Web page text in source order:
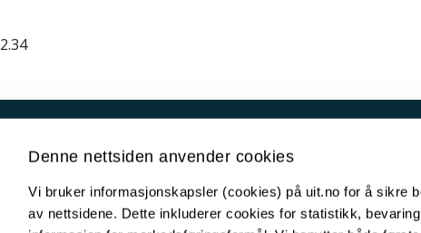
Denne nettsiden anvender cookies
Vi bruker informasjonskapsler (cookies) på uit.no for å sikre
av nettsidene. Dette inkluderer cookies for statistikk,
Søndre Tollbodgate 11
9008 Tromsø
776 233 60